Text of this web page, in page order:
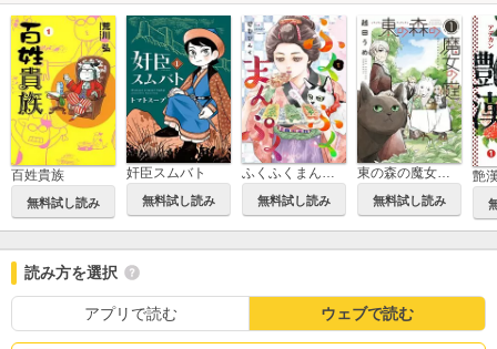
百姓貴族
無料試し読み
奸臣スムバト
無料試し読み
ふくふくまんぷく
無料試し読み
東の森の魔女の庭
無料試し読み
艶
読み方を選択
アプリで読む ウェブで読む